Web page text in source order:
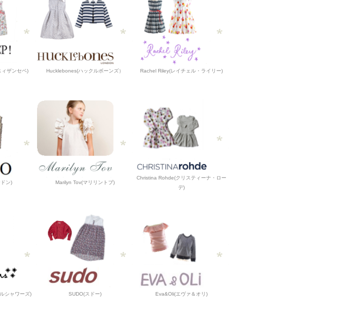
ザンセペ) Hucklebones(ハックルボーンズ） Rachel Riley(レイチェル・ライリー)
ン) Marilyn Tov(マリリントブ)
Christina Rohde(クリスティーナ・ロー
デ)
シャワーズ) SUDO(スドー) Eva&Oli(エヴァ＆オリ)